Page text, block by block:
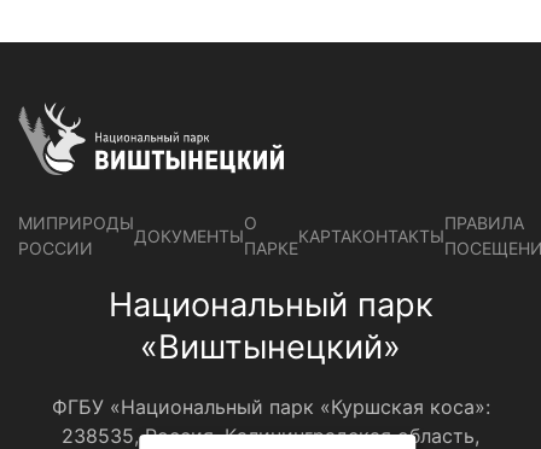
МИПРИРОДЫ
РОССИИ
ДОКУМЕНТЫ
О
ПАРКЕ
КАРТАКОНТАКТЫ
ПРАВИЛА
Национальный парк
«Виштынецкий»
ФГБУ «Национальный парк «Куршская коса»:
238535, Россия, Калининградская область,